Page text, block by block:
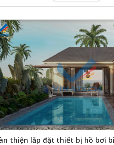
thiện lắp đặt thiết bị hồ bơi